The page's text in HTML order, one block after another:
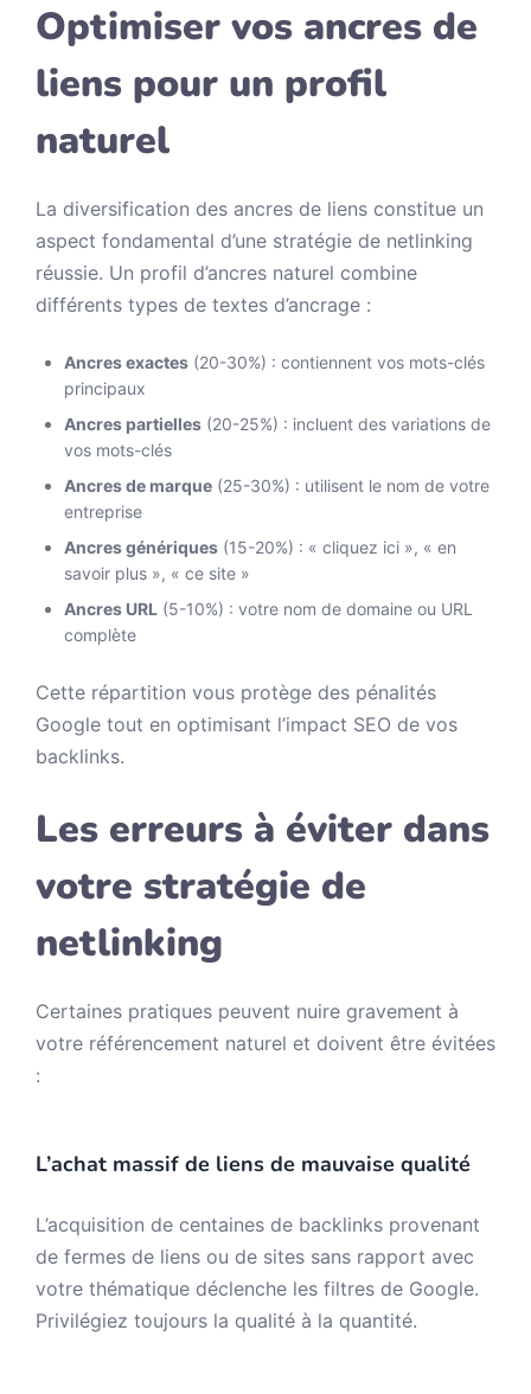
Optimiser vos ancres de
liens pour un profil
naturel
La diversification des ancres de liens constitue un
aspect fondamental d’une stratégie de netlinking
réussie. Un profil d’ancres naturel combine
différents types de textes d’ancrage :
Ancres exactes (20-30%) : contiennent vos mots-clés
principaux
Ancres partielles (20-25%) : incluent des variations de
vos mots-clés
Ancres de marque (25-30%) : utilisent le nom de votre
entreprise
Ancres génériques (15-20%) : « cliquez ici », « en
savoir plus », « ce site »
Ancres URL (5-10%) : votre nom de domaine ou URL
complète
Cette répartition vous protège des pénalités
Google tout en optimisant l’impact SEO de vos
backlinks.
Les erreurs à éviter dans
votre stratégie de
netlinking
Certaines pratiques peuvent nuire gravement à
votre référencement naturel et doivent être évitées
:
L’achat massif de liens de mauvaise qualité
L’acquisition de centaines de backlinks provenant
de fermes de liens ou de sites sans rapport avec
votre thématique déclenche les filtres de Google.
Privilégiez toujours la qualité à la quantité.